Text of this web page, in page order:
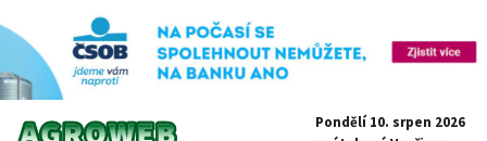
Pondělí 10. srpen 2026